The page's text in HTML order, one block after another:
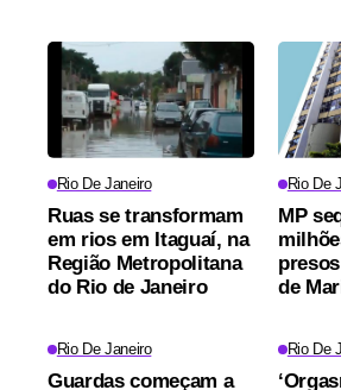
Rio De Janeiro
Ruas se transformam
em rios em Itaguaí, na
Região Metropolitana
do Rio de Janeiro
Rio De
MP
de
Rio De Janeiro
Guardas começam a
Rio De